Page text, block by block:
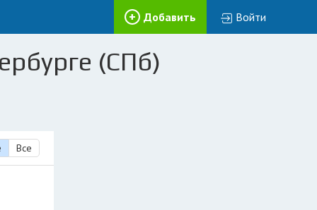
Добавить Войти
(СПб)
Все